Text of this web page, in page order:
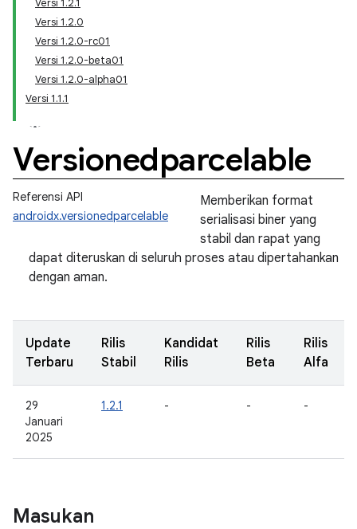
Versi 1.2.1
Versi 1.2.0
Versi 1.2.0-rc01
Versi 1.2.0-beta01
Versi 1.2.0-alpha01
Versi 1.1.1
Versionedparcelable
Referensi API
androidx.versionedparcelable
Memberikan format
serialisasi biner yang
stabil dan rapat yang
dapat diteruskan di seluruh proses atau dipertahankan
dengan aman.
Update
Terbaru
Rilis
Stabil
Kandidat
Rilis
Rilis
Beta
Rilis
Alfa
29
Januari
2025
1.2.1 - - -
Masukan